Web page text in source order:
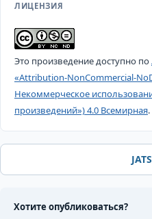
ЛИЦЕНЗИЯ
Это произведение доступно по
«Attribution-NonCommercial-
Некоммерческое
произведений») 4.0 Всемирная.
Хотите опубликоваться?